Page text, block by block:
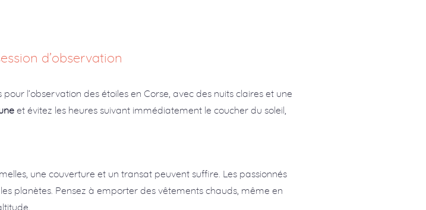
d’observation
l’observation des étoiles en Corse, avec des nuits claires et une
et évitez les heures suivant immédiatement le coucher du soleil,
une couverture et un transat peuvent suffire. Les passionnés
planètes. Pensez à emporter des vêtements chauds, même en